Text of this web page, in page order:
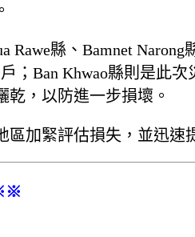
縣、Bamnet
戶；Ban Khwao縣則是此
乾，以防進一步損壞。
加緊評估損失，並迅速